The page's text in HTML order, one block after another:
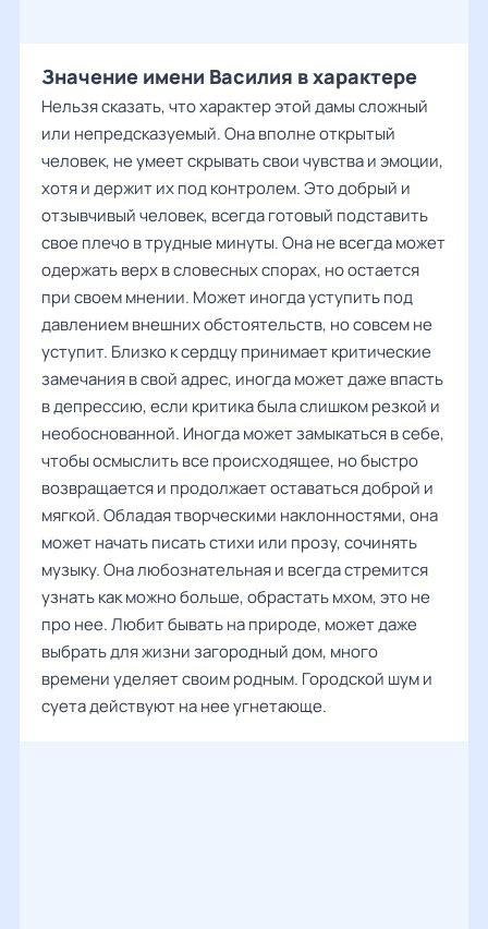
Значение имени Василия в характере
Нельзя сказать, что характер этой дамы сложный
или непредсказуемый. Она вполне открытый
человек, не умеет скрывать свои чувства и эмоции,
хотя и держит их под контролем. Это добрый и
отзывчивый человек, всегда готовый подставить
свое плечо в трудные минуты. Она не всегда может
одержать верх в словесных спорах, но остается
при своем мнении. Может иногда уступить под
давлением внешних обстоятельств, но совсем не
уступит. Близко к сердцу принимает критические
замечания в свой адрес, иногда может даже впасть
в депрессию, если критика была слишком резкой и
необоснованной. Иногда может замыкаться в себе,
чтобы осмыслить все происходящее, но быстро
возвращается и продолжает оставаться доброй и
мягкой. Обладая творческими наклонностями, она
может начать писать стихи или прозу, сочинять
музыку. Она любознательная и всегда стремится
узнать как можно больше, обрастать мхом, это не
про нее. Любит бывать на природе, может даже
выбрать для жизни загородный дом, много
времени уделяет своим родным. Городской шум и
суета действуют на нее угнетающе.